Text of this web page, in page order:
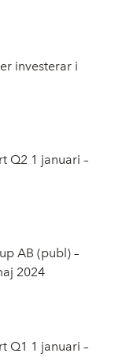
investerar i
Q2 1 januari –
AB (publ) –
2024
Q1 1 januari –